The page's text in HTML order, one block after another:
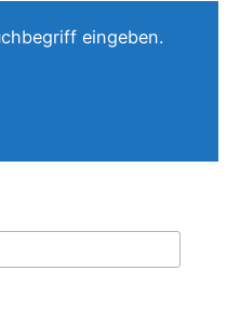
eingeben.